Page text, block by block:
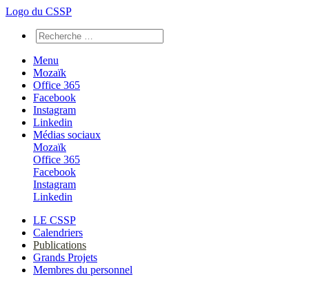
Logo du CSSP
Menu
Mozaïk
Office 365
Facebook
Instagram
Linkedin
Médias sociaux
Mozaïk
Office 365
Facebook
Instagram
Linkedin
LE CSSP
Calendriers
Publications
Grands Projets
Membres du personnel